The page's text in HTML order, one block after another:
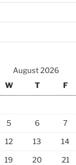
August 2026
W T F
5 6 7
12 13 14
19 20 21